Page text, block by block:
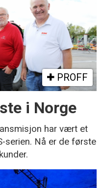
PROFF
i Norge
har vært et
serien. Nå er de første